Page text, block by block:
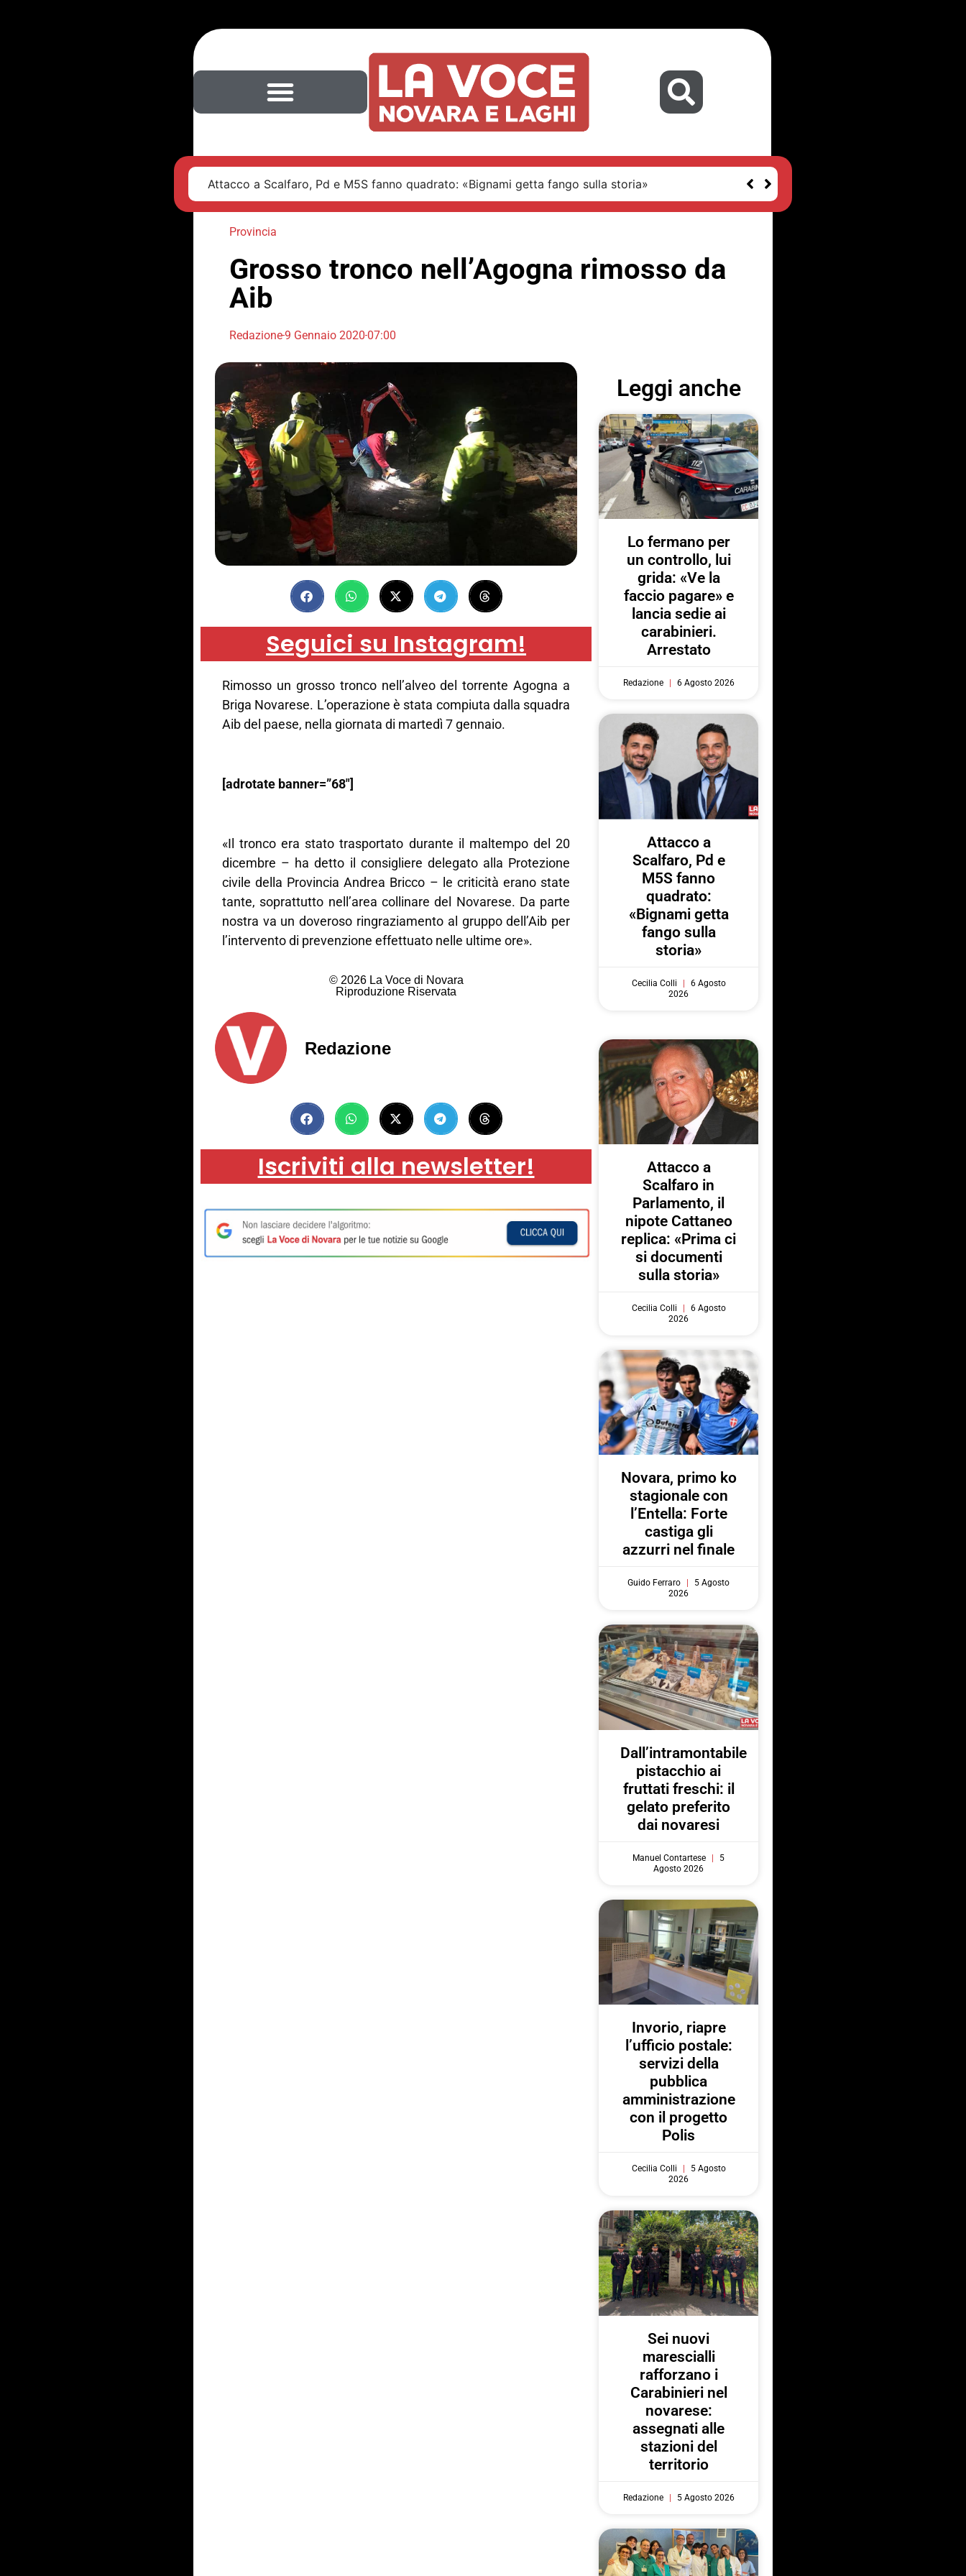
Attacco a Scalfaro, Pd e M5S fanno quadrato: «Bignami getta fango sulla storia»
Provincia
Grosso tronco nell’Agogna rimosso da
Aib
Redazione9 Gennaio 202007:00
Seguici su Instagram!
Rimosso un grosso tronco nell’alveo del torrente Agogna a
Briga Novarese. L’operazione è stata compiuta dalla squadra
Aib del paese, nella giornata di martedì 7 gennaio.
[adrotate banner=”68″]
«Il tronco era stato trasportato durante il maltempo del 20
dicembre – ha detto il consigliere delegato alla Protezione
civile della Provincia Andrea Bricco – le criticità erano state
tante, soprattutto nell’area collinare del Novarese. Da parte
nostra va un doveroso ringraziamento al gruppo dell’Aib per
l’intervento di prevenzione effettuato nelle ultime ore».
© 2026 La Voce di Novara
Riproduzione Riservata
Redazione
Iscriviti alla newsletter!
Leggi anche
Lo fermano per
un controllo, lui
grida: «Ve la
faccio pagare» e
lancia sedie ai
carabinieri.
Arrestato
Redazione 6 Agosto 2026
Attacco a
Scalfaro, Pd e
M5S fanno
quadrato:
«Bignami getta
fango sulla
storia»
Cecilia Colli
6 Agosto
2026
Attacco a
Scalfaro in
Parlamento, il
nipote Cattaneo
replica: «Prima ci
si documenti
sulla storia»
Cecilia Colli
6 Agosto
2026
Novara, primo ko
stagionale con
l’Entella: Forte
castiga gli
azzurri nel finale
Guido Ferraro
5 Agosto
2026
Dall’intramontabile
pistacchio ai
fruttati freschi: il
gelato preferito
dai novaresi
Manuel Contartese
5
Agosto 2026
Invorio, riapre
l’ufficio postale:
servizi della
pubblica
amministrazione
con il progetto
Polis
Cecilia Colli
5 Agosto
2026
Sei nuovi
marescialli
rafforzano i
Carabinieri nel
novarese:
assegnati alle
stazioni del
territorio
Redazione 5 Agosto 2026